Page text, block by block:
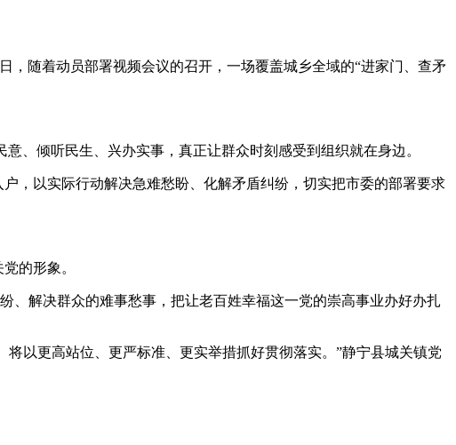
随着动员部署视频会议的召开，一场覆盖城乡全域的“进家门、查矛
倾听民生、兴办实事，真正让群众时刻感受到组织就在身边。
，以实际行动解决急难愁盼、化解矛盾纠纷，切实把市委的部署要求
的形象。
解决群众的难事愁事，把让老百姓幸福这一党的崇高事业办好办扎
以更高站位、更严标准、更实举措抓好贯彻落实。”静宁县城关镇党